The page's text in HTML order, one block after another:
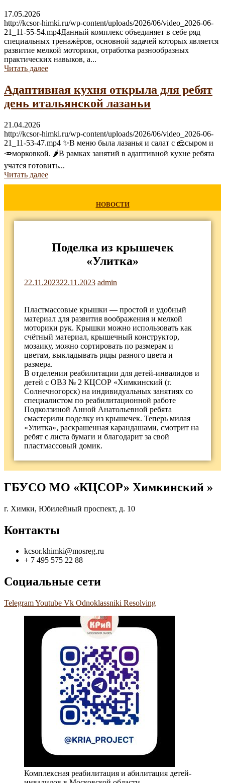
17.05.2026
http://kcsor-himki.ru/wp-content/uploads/2026/06/video_2026-06-
21_11-55-54.mp4Данный комплекс объединяет в себе ряд
специальных тренажёров, основной задачей которых является
развитие мелкой моторики, отработка разнообразных
практических навыков, а...
Читать далее
Адаптивная кухня открыла для ребят
день итальянской лазаньи
21.04.2026
http://kcsor-himki.ru/wp-content/uploads/2026/06/video_2026-06-
21_11-53-47.mp4 ✨В меню была лазанья и салат с 🧀сыром и
🥕морковкой. 🌶В рамках занятий в адаптивной кухне ребята
учатся готовить...
Читать далее
НОВОСТИ
Поделка из крышечек
«Улитка»
22.11.202322.11.2023 admin
Пластмассовые крышки — простой и удобный
материал для развития воображения и мелкой
моторики рук. Крышки можно использовать как
счётный материал, крышечный конструктор,
мозаику, можно сортировать по размерам и
цветам, выкладывать ряды разного цвета и
размера.
В отделении реабилитации для детей-инвалидов и
детей с ОВЗ № 2 КЦСОР «Химкинский (г.
Солнечногорск) на индивидуальных занятиях со
специалистом по реабилитационной работе
Подколзиной Анной Анатольевной ребята
смастерили поделку из крышечек. Теперь милая
«Улитка», раскрашенная карандашами, смотрит на
ребят с листа бумаги и благодарит за свой
пластмассовый домик.
ГБУСО МО «КЦСОР» Химкинский »
г. Химки, Юбилейный проспект, д. 10
Контакты
kcsor.khimki@mosreg.ru
+ 7 495 575 22 88
Социальные сети
TelegramYoutube Vk Odnoklassniki Resolving
Комплексная реабилитация и абилитация детей-